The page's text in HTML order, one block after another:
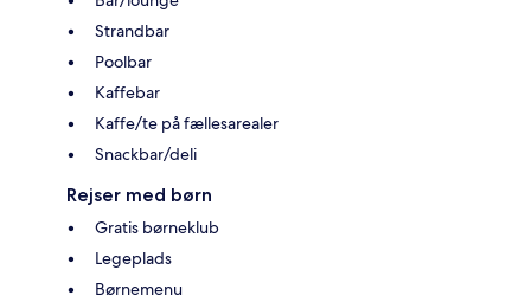
Strandbar
Poolbar
Kaffebar
Kaffe/te på fællesarealer
Snackbar/deli
Rejser med børn
Gratis børneklub
Legeplads
Børnemenu